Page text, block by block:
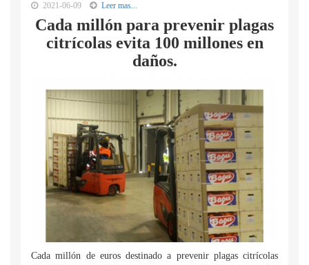
2021-06-09 Leer mas...
Cada millón para prevenir plagas
citrícolas evita 100 millones en
daños.
Cada millón de euros destinado a prevenir plagas citrícolas